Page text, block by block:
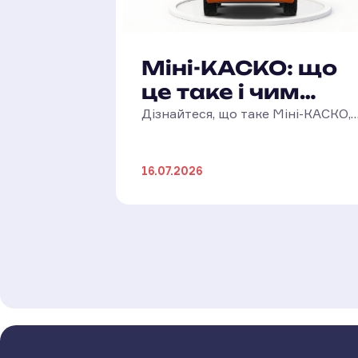
Міні-КАСКО: що
це таке і чим
відрізняється від
Дізнайтеся, що таке Міні-КАСКО,
покриває та кому підійде такий
16.07.2026